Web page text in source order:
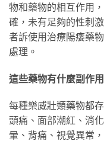
物和藥物的相互作用
確，未有足夠的性刺
者訴使用治療陽痿藥
處理。
這些藥物有什麼副作
每種樂威壯類藥物都
頭痛、面部潮紅、消
暈、背痛、視覺異常